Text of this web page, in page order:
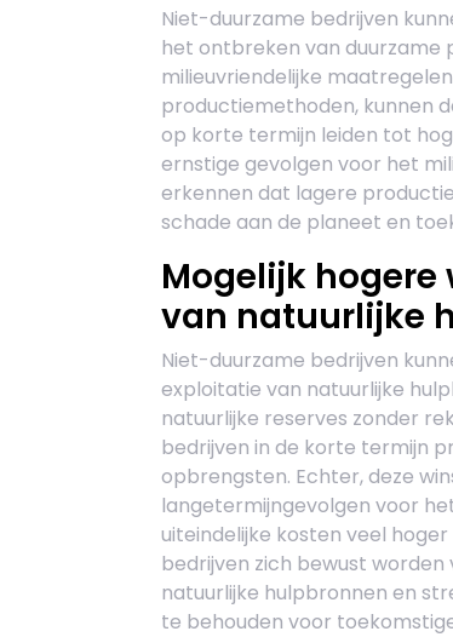
Niet-duurzame bedrijven
het ontbreken van duurzame
milieuvriendelijke
productiemethoden, kunnen
op korte termijn leiden tot
ernstige gevolgen voor het
erkennen dat lagere
schade aan de planeet en
Mogelijk
van natuurlijke
Niet-duurzame bedrijven
exploitatie van natuurlijke
natuurlijke reserves zonder
bedrijven in de korte termijn
opbrengsten. Echter, deze
langetermijngevolgen voor
uiteindelijke kosten veel
bedrijven zich bewust
natuurlijke hulpbronnen en
te behouden voor